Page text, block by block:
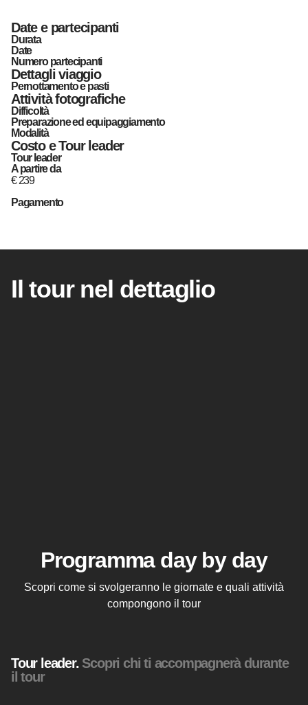
Date e partecipanti
Durata
Date
Numero partecipanti
Dettagli viaggio
Pernottamento e pasti
Attività fotografiche
Difficoltà
Preparazione ed equipaggiamento
Modalità
Costo e Tour leader
Tour leader
A partire da
€239
Pagamento
Il tour nel dettaglio
Programma day by day
Scopri come si svolgeranno le giornate e quali attività
compongono il tour
Tour leader. Scopri chi ti accompagnerà durante
il tour